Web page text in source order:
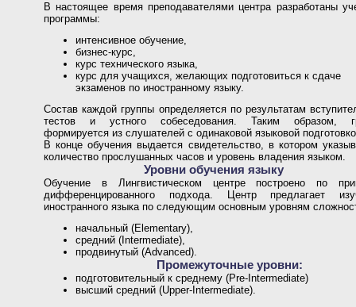
В настоящее время преподавателями центра разработаны
программы:
интенсивное обучение,
бизнес-курс,
курс технического языка,
курс для учащихся, желающих подготовиться к сдаче
экзаменов по иностранному языку.
Состав каждой группы определяется по результатам
тестов и устного собеседования. Таким образом,
формируется из слушателей с одинаковой языковой
В конце обучения выдается свидетельство, в котором
количество прослушанных часов и уровень владения языком.
Уровни обучения языку
Обучение в Лингвистическом центре построено по
дифференцированного подхода. Центр предлагает
иностранного языка по следующим основным уровням
начальный (Elementary),
средний (Intermediate),
продвинутый (Advanced).
Промежуточные уровни:
подготовительный к среднему (Pre-Intermediate)
высший средний (Upper-Intermediate).